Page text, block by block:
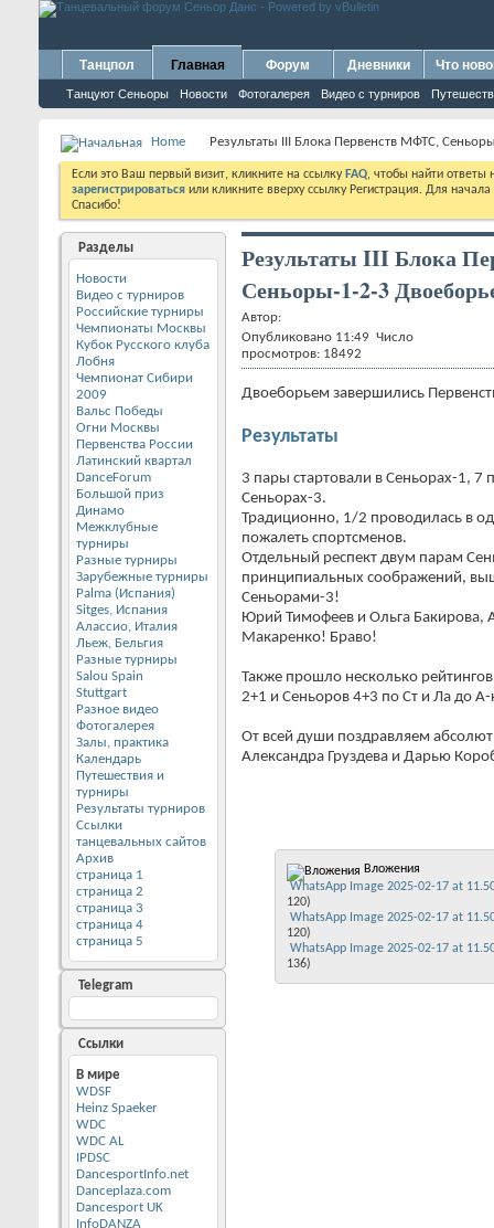
Танцпол Главная
Танцуют Сеньоры Новости Фотогалерея Видео с турниров
Форум Дневники Что
Home Результаты III Блока Первенств МФТС,
Если это Ваш первый визит, кликните на ссылку FAQ, чтобы найти
зарегистрироваться или кликните вверху ссылку Регистрация. Для
Спасибо!
Разделы
Новости
Видео с турниров
Российские турниры
Чемпионаты Москвы
Кубок Русского клуба
Лобня
Чемпионат Сибири
2009
Вальс Победы
Огни Москвы
Первенства России
Латинский квартал
DanceForum
Большой приз
Динамо
Межклубные
турниры
Разные турниры
Зарубежные турниры
Palma (Испания)
Sitges, Испания
Алассио, Италия
Льеж, Бельгия
Разные турниры
Salou Spain
Stuttgart
Разное видео
Фотогалерея
Залы, практика
Календарь
Путешествия и
турниры
Результаты турниров
Ссылки
танцевальных сайтов
Архив
страница 1
страница 2
страница 3
страница 4
страница 5
Telegram
Ссылки
В мире
WDSF
Heinz Spaeker
WDC
WDC AL
IPDSC
DancesportInfo.net
Danceplaza.com
Dancesport UK
InfoDANZA
Результаты III Блока
Сеньоры-1-2-3
Автор:
Опубликовано 11:49 Число
просмотров: 18492
Двоеборьем завершились
Результаты
3 пары стартовали в Сеньорах-1, 7
Сеньорах-3.
Традиционно, 1/2 проводилась в
пожалеть спортсменов.
Отдельный респект двум парам
принципиальных соображений,
Сеньорами-3!
Юрий Тимофеев и Ольга Бакирова,
Макаренко! Браво!
Также прошло несколько
2+1 и Сеньоров 4+3 по Ст и Ла до А-
От всей души поздравляем
Александра Груздева и Дарью
Вложения
WhatsApp Image 2025-02-17 at
120)
WhatsApp Image 2025-02-17 at
120)
WhatsApp Image 2025-02-17 at
136)